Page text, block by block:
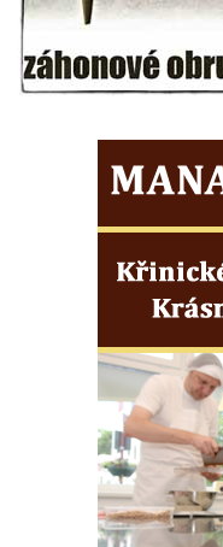
Drascheho kříž na
Hillův kříž u domu
Kříž před kostelem
Vilémově
Centrální kříž na
Vilémově
Kříž u kostela
křížové cestě ve
Kříž u cesty mezi
Strání
Kříž u severní zdi